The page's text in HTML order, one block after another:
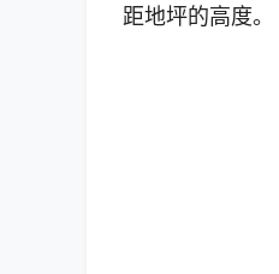
距地坪的高度。